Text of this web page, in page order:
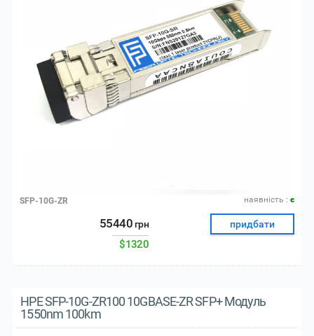
наявнiсть : є
SFP-10G-ZR
55440 грн
$1320
придбати
HPE SFP-10G-ZR100 10GBASE-ZR SFP+ Модуль
1550nm 100km